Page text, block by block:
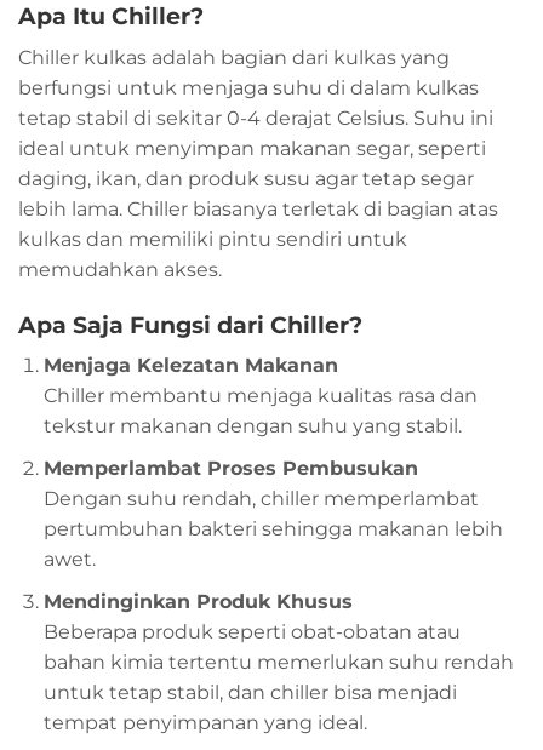
Apa Itu Chiller?
Chiller kulkas adalah bagian dari kulkas yang
berfungsi untuk menjaga suhu di dalam kulkas
tetap stabil di sekitar 0-4 derajat Celsius. Suhu ini
ideal untuk menyimpan makanan segar, seperti
daging, ikan, dan produk susu agar tetap segar
lebih lama. Chiller biasanya terletak di bagian atas
kulkas dan memiliki pintu sendiri untuk
memudahkan akses.
Apa Saja Fungsi dari Chiller?
Menjaga Kelezatan Makanan
Chiller membantu menjaga kualitas rasa dan
tekstur makanan dengan suhu yang stabil.
Memperlambat Proses Pembusukan
Dengan suhu rendah, chiller memperlambat
pertumbuhan bakteri sehingga makanan lebih
awet.
Mendinginkan Produk Khusus
Beberapa produk seperti obat-obatan atau
bahan kimia tertentu memerlukan suhu rendah
untuk tetap stabil, dan chiller bisa menjadi
tempat penyimpanan yang ideal.